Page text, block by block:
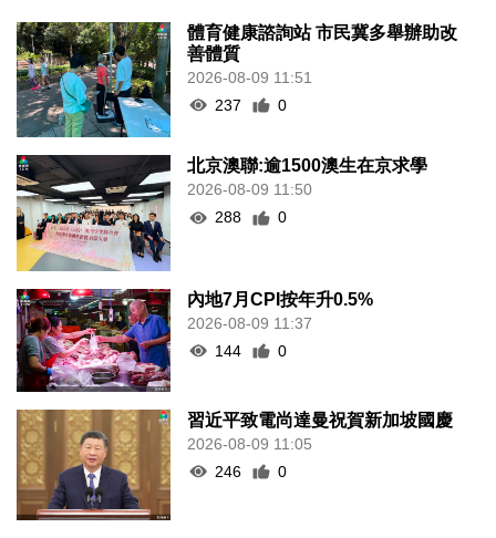
體育健康諮詢站 市民冀多舉辦助改
善體質
2026-08-09 11:51
237
0
北京澳聯:逾1500澳生在京求學
2026-08-09 11:50
288
0
內地7月CPI按年升0.5%
2026-08-09 11:37
144
0
習近平致電尚達曼祝賀新加坡國慶
2026-08-09 11:05
246
0